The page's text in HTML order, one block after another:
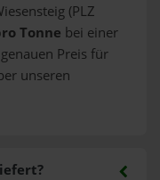
(PLZ
Tonne bei einer
Preis für
unseren